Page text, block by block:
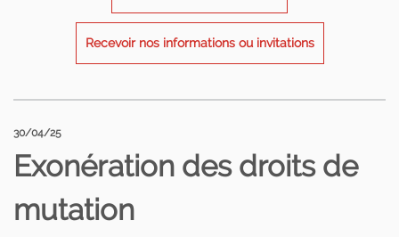
Recevoir nos informations ou invitations
30/04/25
Exonération des droits de
mutation